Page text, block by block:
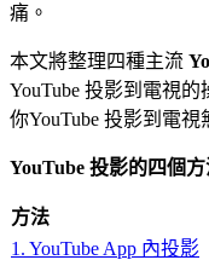
痛。
本文將整理四種主流
YouTube 投影到電視
你YouTube 投影到電視
YouTube 投影的四個方
方法
1. YouTube App 內投影